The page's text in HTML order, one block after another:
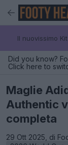
Il nuovissimo
Did you know?
Click here to
Maglie
Authentic
completa
29 Ott 2025, di